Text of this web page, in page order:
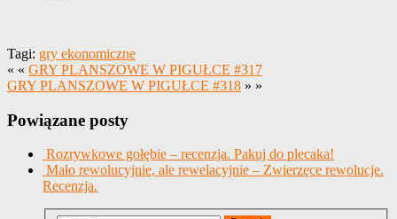
Tagi: gry ekonomiczne
« « GRY PLANSZOWE W PIGUŁCE #317
GRY PLANSZOWE W PIGUŁCE #318 » »
Powiązane posty
Rozrywkowe gołębie – recenzja. Pakuj do plecaka!
Mało rewolucyjnie, ale rewelacyjnie – Zwierzęce rewolucje.
Recenzja.